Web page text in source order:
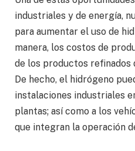
industriales y de energía,
para aumentar el uso de
manera, los costos de
de los productos
De hecho, el hidrógeno
instalaciones industriales
plantas; así como a los
que integran la operación